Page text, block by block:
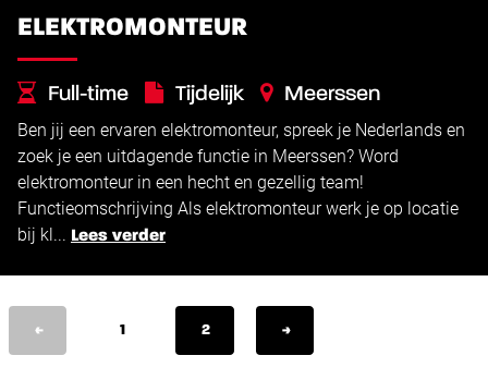
ELEKTROMONTEUR
Full-time Tijdelijk
Meerssen
€2.600 -€3.000
Ben jij een ervaren elektromonteur, spreek je Nederlands en
zoek je een uitdagende functie in Meerssen? Word
elektromonteur in een hecht en gezellig team!
Functieomschrijving Als elektromonteur werk je op locatie
bij kl... Lees verder
< 1 2 >